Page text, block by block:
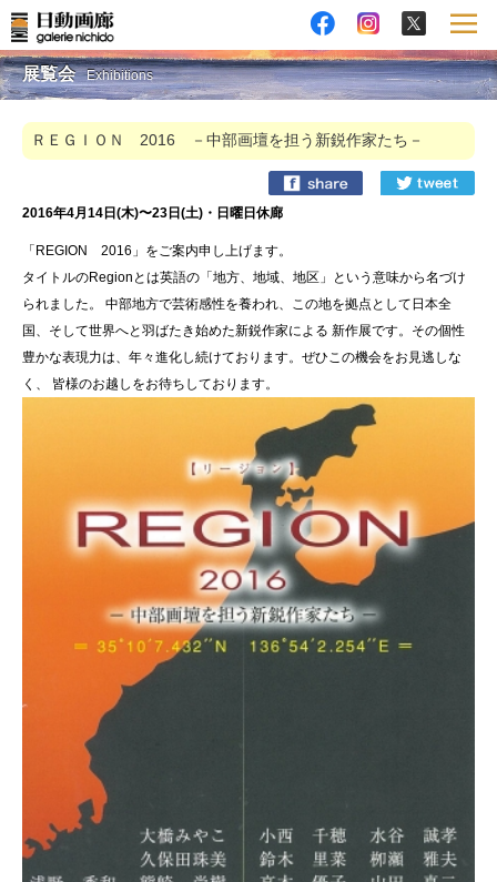
展覧会 Exhibitions
ＲＥＧＩＯＮ 2016 －中部画壇を担う新鋭作家たち－
2016年4月14日(木)〜23日(土)・日曜日休廊
「REGION 2016」をご案内申し上げます。
タイトルのRegionとは英語の「地方、地域、地区」という意味から名づけ
られました。 中部地方で芸術感性を養われ、この地を拠点として日本全
国、そして世界へと羽ばたき始めた新鋭作家による 新作展です。その個性
豊かな表現力は、年々進化し続けております。ぜひこの機会をお見逃しな
く、 皆様のお越しをお待ちしております。